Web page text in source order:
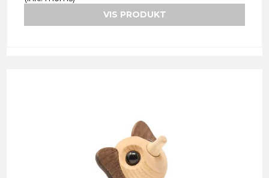
VIS PRODUKT